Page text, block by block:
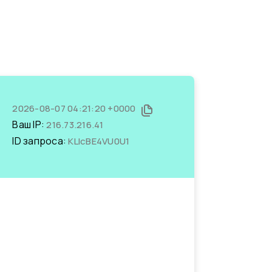
2026-08-07 04:21:20 +0000
Ваш IP:216.73.216.41
ID запроса:KLIcBE4VU0U1